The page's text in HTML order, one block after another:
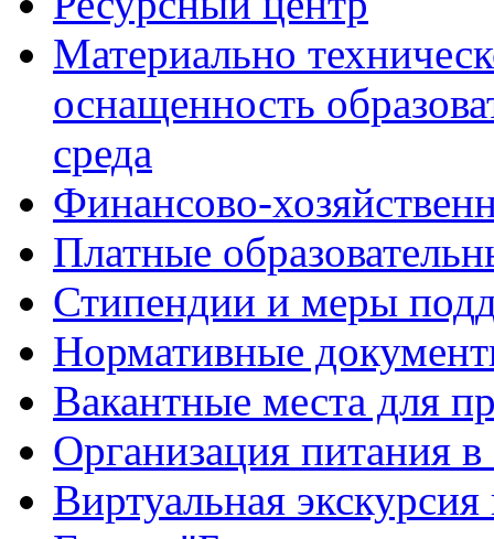
Материально
оснащенность
среда
Финансово-
Платные
Стипендии и меры
Нормативные
Вакантные места для
Организация питания в
Виртуальная